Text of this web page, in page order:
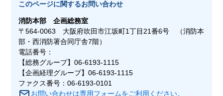
このページに関するお問い合わせ
消防本部企画総務室
〒564-0063 大阪府吹田市江坂町1丁目21番6号 （消防本
部・西消防署合同庁舎7階）
電話番号：
【総務グループ】06-6193-1115
【企画経理グループ】06-6193-1115
ファクス番号：06-6193-0101
お問い合わせは専用フォームをご利用ください。